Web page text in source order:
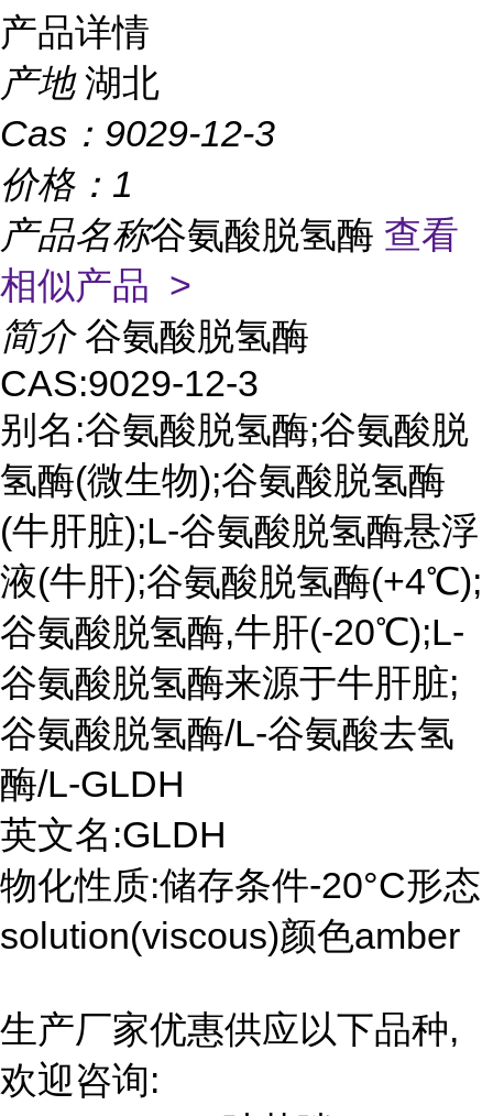
产品详情
产地 湖北
Cas： 9029-12-3
价格： 1
产品名称谷氨酸脱氢酶 查看
相似产品 >
简介 谷氨酸脱氢酶
CAS:9029-12-3
别名:谷氨酸脱氢酶;谷氨酸脱
氢酶(微生物);谷氨酸脱氢酶
(牛肝脏);L-谷氨酸脱氢酶悬浮
液(牛肝);谷氨酸脱氢酶(+4℃);
谷氨酸脱氢酶,牛肝(-20℃);L-
谷氨酸脱氢酶来源于牛肝脏;
谷氨酸脱氢酶/L-谷氨酸去氢
酶/L-GLDH
英文名:GLDH
物化性质:储存条件-20°C形态
solution(viscous)颜色amber
生产厂家优惠供应以下品种,
欢迎咨询: